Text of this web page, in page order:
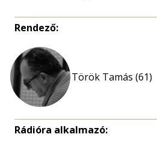
Rendező:
Török Tamás (61)
Rádióra alkalmazó: